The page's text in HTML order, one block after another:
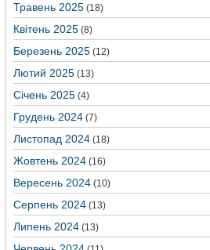
Травень 2025 (18)
Квітень 2025 (8)
Березень 2025 (12)
Лютий 2025 (13)
Січень 2025 (4)
Грудень 2024 (7)
Листопад 2024 (18)
Жовтень 2024 (16)
Вересень 2024 (10)
Серпень 2024 (13)
Липень 2024 (13)